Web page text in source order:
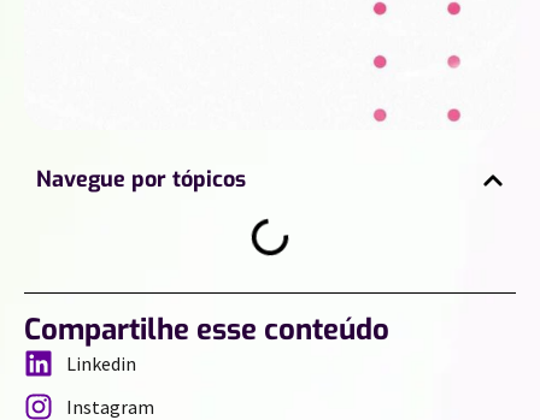
Navegue por tópicos
Compartilhe esse conteúdo
Linkedin
Instagram